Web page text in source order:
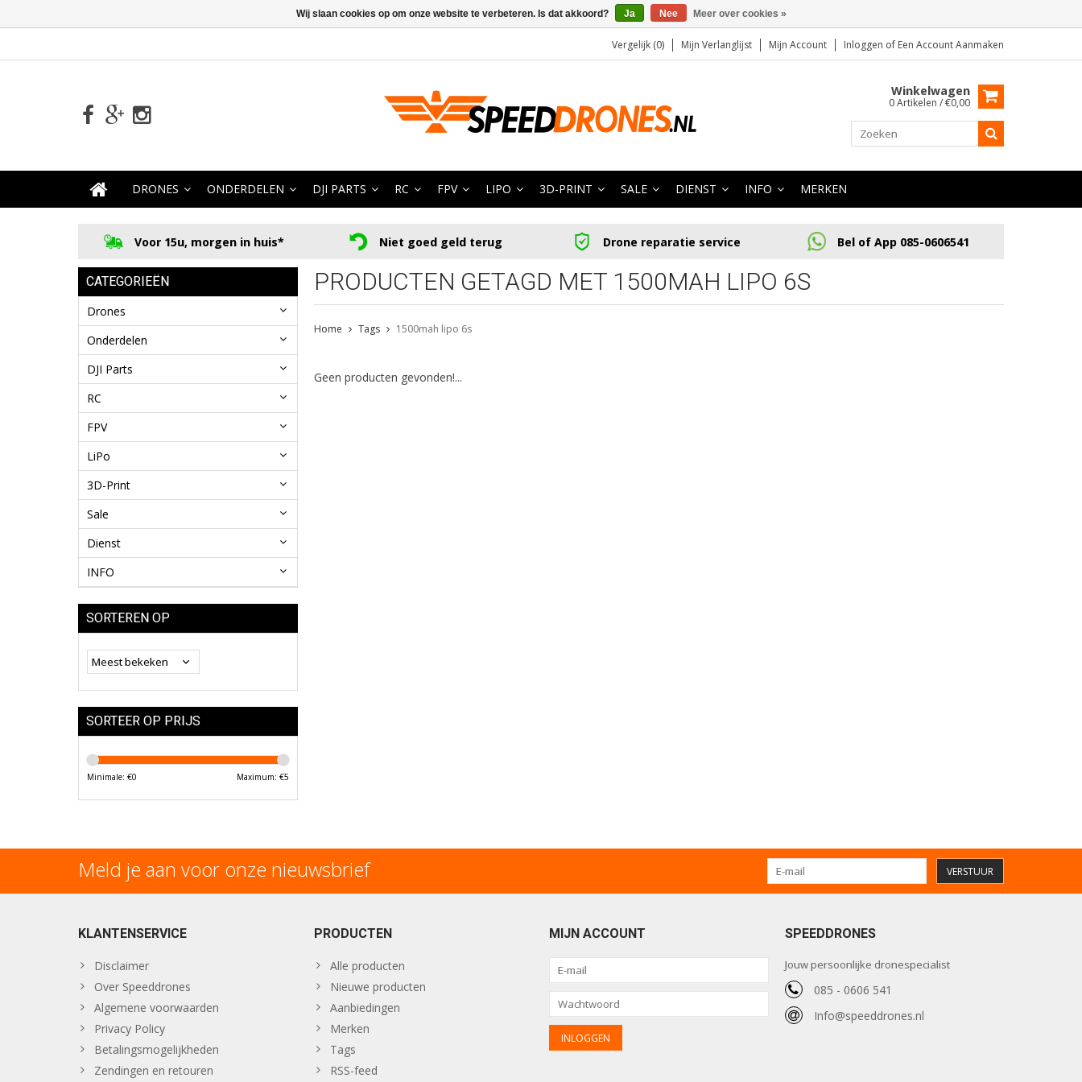
Vergelijk (0) Mijn Verlanglijst Mijn Account Inloggen of Een Account Aanmaken
Winkelwagen
0 Artikelen / €0,00
DRONES ONDERDELEN DJI PARTS RC FPV LIPO 3D-PRINT SALE DIENST INFO MERKEN
Voor 15u, morgen in huis* Niet goed geld terug Drone reparatie service Bel of App 085-0606541
CATEGORIEËN
Drones
Onderdelen
DJI Parts
RC
FPV
LiPo
3D-Print
Sale
Dienst
INFO
SORTEREN OP
SORTEER OP PRIJS
Minimale: €0 Maximum: €5
PRODUCTEN GETAGD MET 1500MAH LIPO 6S
Home Tags 1500mah lipo 6s
Geen producten gevonden!...
Meld je aan voor onze nieuwsbrief VERSTUUR
KLANTENSERVICE
Disclaimer
Over Speeddrones
Algemene voorwaarden
Privacy Policy
Betalingsmogelijkheden
Zendingen en retouren
PRODUCTEN
Alle producten
Nieuwe producten
Aanbiedingen
Merken
Tags
RSS-feed
MIJN ACCOUNT SPEEDDRONES
Jouw persoonlijke dronespecialist
085 - 0606 541
Info@speeddrones.nl
Wij slaan cookies op om onze website te verbeteren. Is dat akkoord? Ja Nee Meer over cookies »